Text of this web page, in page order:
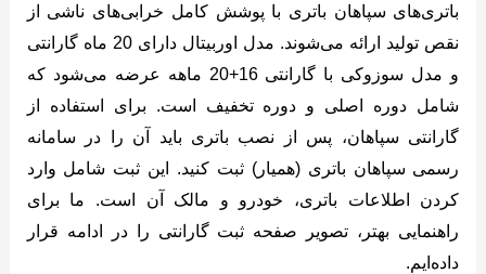
باتری‌های سپاهان باتری با پوشش کامل خرابی‌های ناشی از
نقص تولید ارائه می‌شوند. مدل اوربیتال دارای 20 ماه گارانتی
و مدل سوزوکی با گارانتی 16+20 ماهه عرضه می‌شود که
شامل دوره اصلی و دوره تخفیف است. برای استفاده از
گارانتی سپاهان، پس از نصب باتری باید آن را در سامانه
رسمی سپاهان باتری (همیار) ثبت کنید. این ثبت شامل وارد
کردن اطلاعات باتری، خودرو و مالک آن است. ما برای
راهنمایی بهتر، تصویر صفحه ثبت گارانتی را در ادامه قرار
داده‌ایم.